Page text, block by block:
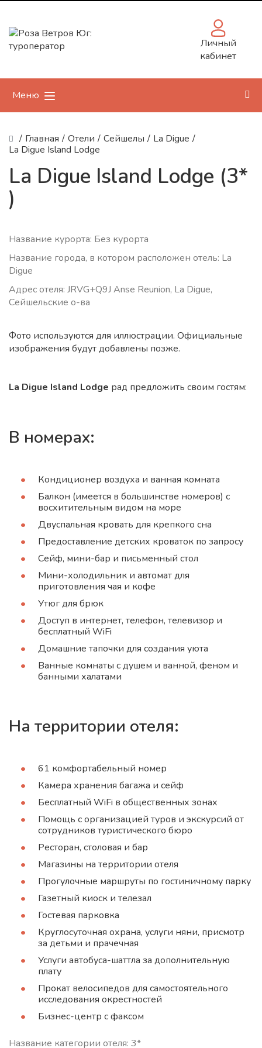
Личный
кабинет
Меню
/ Главная / Отели / Сейшелы / La Digue /
La Digue Island Lodge
La Digue Island Lodge (3*
)
Название курорта: Без курорта
Название города, в котором расположен отель: La
Digue
Адрес отеля: JRVG+Q9J Anse Reunion, La Digue,
Сейшельские о-ва
Фото используются для иллюстрации. Официальные
изображения будут добавлены позже.
La Digue Island Lodge рад предложить своим гостям:
В номерах:
Кондиционер воздуха и ванная комната
Балкон (имеется в большинстве номеров) с
восхитительным видом на море
Двуспальная кровать для крепкого сна
Предоставление детских кроваток по запросу
Сейф, мини-бар и письменный стол
Мини-холодильник и автомат для
приготовления чая и кофе
Утюг для брюк
Доступ в интернет, телефон, телевизор и
бесплатный WiFi
Домашние тапочки для создания уюта
Ванные комнаты с душем и ванной, феном и
банными халатами
На территории отеля:
61 комфортабельный номер
Камера хранения багажа и сейф
Бесплатный WiFi в общественных зонах
Помощь с организацией туров и экскурсий от
сотрудников туристического бюро
Ресторан, столовая и бар
Магазины на территории отеля
Прогулочные маршруты по гостиничному парку
Газетный киоск и телезал
Гостевая парковка
Круглосуточная охрана, услуги няни, присмотр
за детьми и прачечная
Услуги автобуса-шаттла за дополнительную
плату
Прокат велосипедов для самостоятельного
исследования окрестностей
Бизнес-центр с факсом
Название категории отеля: 3*